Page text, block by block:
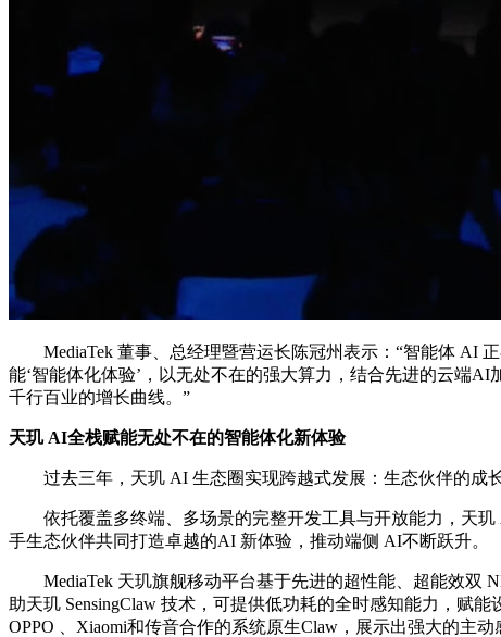
MediaTek 董事、总经理暨营运长陈冠州表示：“智能体 AI
能‘智能体化体验’，以无处不在的强大算力，结合先进的云端
千行百业的增长曲线。”
天玑 AI全栈赋能无处不在的智能体化新体验
过去三年，天玑 AI 生态圈实现跨越式发展：生态伙伴的成长
依托覆盖多终端、多场景的完整开发工具与开放能力，天玑
手生态伙伴共同打造卓越的AI 新体验，推动端侧 AI不断跃升。
MediaTek 天玑旗舰移动平台基于先进的超性能、超能效双
助天玑 SensingClaw 技术，可提供低功耗的全时感知能力，赋
OPPO 、Xiaomi和传音合作的系统原生Claw，展示出强大的主